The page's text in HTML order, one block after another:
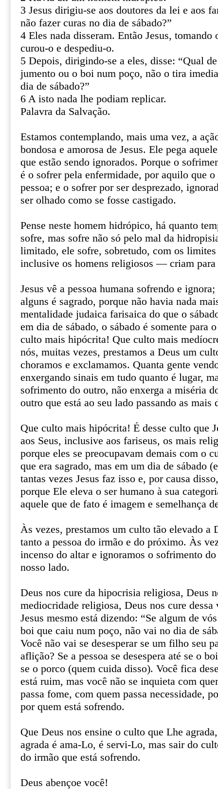
3 Jesus dirigiu-se aos doutores da lei e aos
não fazer curas no dia de sábado?”
4 Eles nada disseram. Então Jesus, tomando
curou-o e despediu-o.
5 Depois, dirigindo-se a eles, disse: “Qual
jumento ou o boi num poço, não o tira
dia de sábado?”
6 A isto nada lhe podiam replicar.
Palavra da Salvação.
Estamos contemplando, mais uma vez, a
bondosa e amorosa de Jesus. Ele pega
que estão sendo ignorados. Porque o
é o sofrer pela enfermidade, por aquilo que
pessoa; e o sofrer por ser desprezado,
ser olhado como se fosse castigado.
Pense neste homem hidrópico, há quanto
sofre, mas sofre não só pelo mal da
limitado, ele sofre, sobretudo, com os
inclusive os homens religiosos — criam para
Jesus vê a pessoa humana sofrendo e
alguns é sagrado, porque não havia nada
mentalidade judaica farisaica do que o
em dia de sábado, o sábado é somente para
culto mais hipócrita! Que culto mais
nós, muitas vezes, prestamos a Deus um
choramos e exclamamos. Quanta gente
enxergando sinais em tudo quanto é lugar,
sofrimento do outro, não enxerga a miséria
outro que está ao seu lado passando as mais
Que culto mais hipócrita! É desse culto que
aos Seus, inclusive aos fariseus, os mais
porque eles se preocupavam demais com o
que era sagrado, mas em um dia de sábado
tantas vezes Jesus faz isso e, por causa
porque Ele eleva o ser humano à sua
aquele que de fato é imagem e semelhança
Às vezes, prestamos um culto tão elevado a
tanto a pessoa do irmão e do próximo. Às
incenso do altar e ignoramos o sofrimento
nosso lado.
Deus nos cure da hipocrisia religiosa, Deus
mediocridade religiosa, Deus nos cure dessa
Jesus mesmo está dizendo: “Se algum de
boi que caiu num poço, não vai no dia de
Você não vai se desesperar se um filho seu
aflição? Se a pessoa se desespera até se o
se o porco (quem cuida disso). Você fica
está ruim, mas você não se inquieta com
passa fome, com quem passa necessidade,
por quem está sofrendo.
Que Deus nos ensine o culto que Lhe
agrada é ama-Lo, é servi-Lo, mas sair do
do irmão que está sofrendo.
Deus abençoe você!